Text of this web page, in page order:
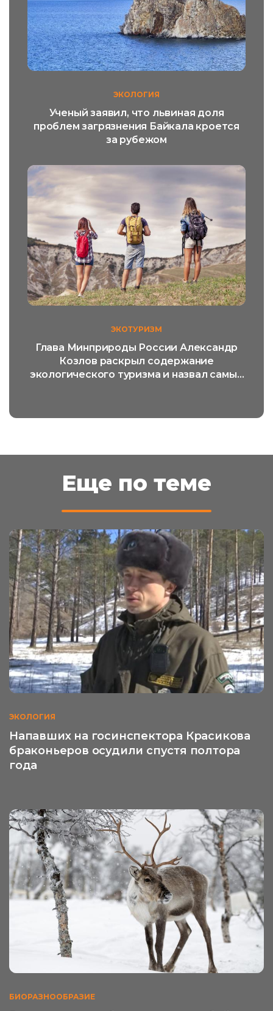
ЭКОЛОГИЯ
Ученый заявил, что львиная доля
проблем загрязнения Байкала кроется
за рубежом
ЭКОТУРИЗМ
Глава Минприроды России Александр
Козлов раскрыл содержание
экологического туризма и назвал самый
Еще по теме
ЭКОЛОГИЯ
Напавших на госинспектора Красикова
браконьеров осудили спустя полтора
года
БИОРАЗНООБРАЗИЕ